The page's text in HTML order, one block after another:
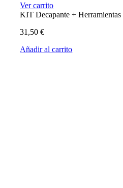
Ver carrito
KIT Decapante + Herramientas
31,50€
Añadir al carrito